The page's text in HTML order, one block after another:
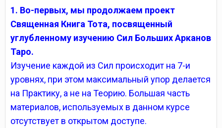
1. Во-первых, мы продолжаем проект
Священная Книга Тота, посвященный
углубленному изучению Сил Больших Арканов
Таро.
Изучение каждой из Сил происходит на 7-и
уровнях, при этом максимальный упор делается
на Практику, а не на Теорию. Большая часть
материалов, используемых в данном курсе
отсутствует в открытом доступе.